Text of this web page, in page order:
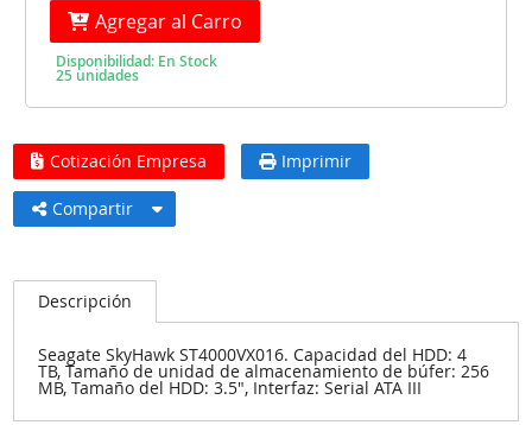
Agregar al Carro
Disponibilidad: En Stock
25 unidades
Cotización Empresa Imprimir
Compartir
Descripción
Seagate SkyHawk ST4000VX016. Capacidad del HDD: 4
TB, Tamaño de unidad de almacenamiento de búfer: 256
MB, Tamaño del HDD: 3.5", Interfaz: Serial ATA III